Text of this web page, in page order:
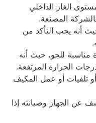
الغاز الداخلي
المصنعة.
يجب التأكد من
للجو، حيث أنه
المرتفعة.
أو عمل المكيف
الجهاز وصيانته إذا